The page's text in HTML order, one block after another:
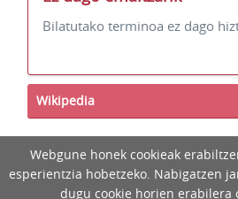
Bilatutako terminoa ez dago
Wikipedia
Webgune honek cookieak
esperientzia hobetzeko. Nabigatzen
dugu cookie horien erabilera